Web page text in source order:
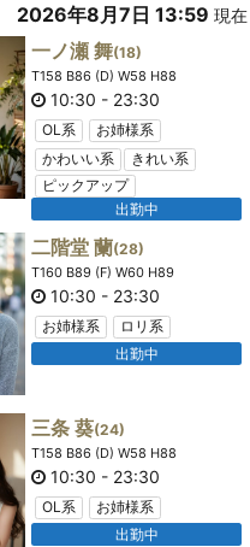
2026年8月7日 13:59 現在
一ノ瀬 舞(18)
T158 B86 (D) W58 H88
10:30 - 23:30
OL系
お姉様系
かわいい系
きれい系
ピックアップ
出勤中
二階堂 蘭(28)
T160 B89 (F) W60 H89
10:30 - 23:30
お姉様系
ロリ系
出勤中
三条 葵(24)
T158 B86 (D) W58 H88
10:30 - 23:30
OL系
お姉様系
出勤中